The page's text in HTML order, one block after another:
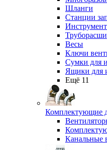
Шланги
Станции
Инструмент
Весы
Ключи
Сумки для
Ящики для
Ещё 11
Комплектующие
Канальные